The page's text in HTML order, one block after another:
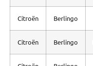
Citroën Berlingo
Citroën Berlingo